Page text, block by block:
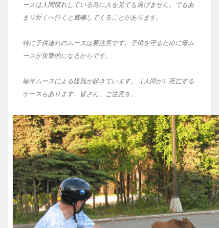
ースは人間慣れしている為に人を見ても逃げません。でもあ
まり近くへ行くと威嚇してくることがあります。
特に子供連れのムースは要注意です。子供を守るために母ム
ースが攻撃的になるからです。
毎年ムースによる怪我が起きています。（人間が）死亡する
ケースもあります。皆さん、ご注意を。